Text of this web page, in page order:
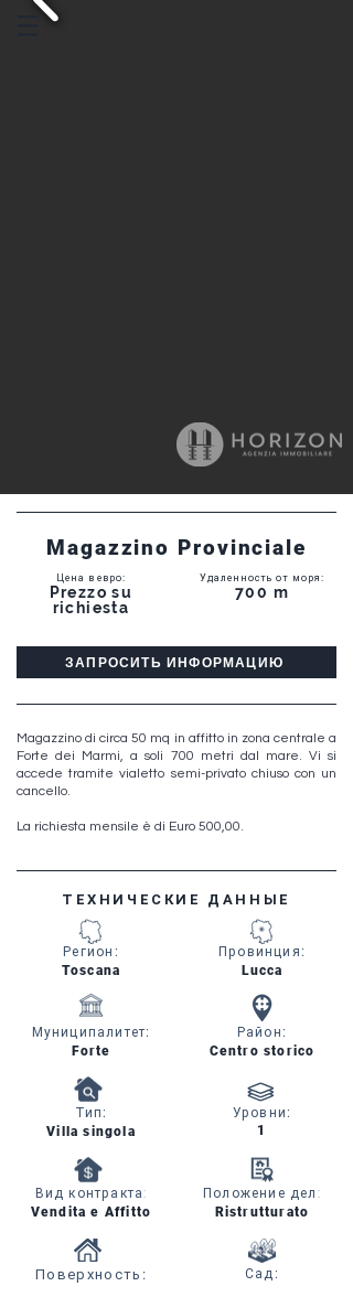
Magazzino Provinciale
Цена в евро:
Prezzo su
richiesta
Удаленность от моря :
700 m
ЗАПРОСИТЬ ИНФОРМАЦИЮ
Magazzino di circa 50 mq in affitto in zona centrale a
Forte dei Marmi, a soli 700 metri dal mare. Vi si
accede tramite vialetto semi-privato chiuso con un
cancello.
La richiesta mensile è di Euro 500,00.
ТЕХНИЧЕСКИЕ ДАННЫЕ
Регион :
Toscana
Lucca
Провинция:
Муниципалитет:
Forte
Район:
Centro storico
Тип:
Villa singola
Вид контракта:
Vendita e Affitto
Уровни:
1
Положение дел:
Ristrutturato
Поверхность : Сад: